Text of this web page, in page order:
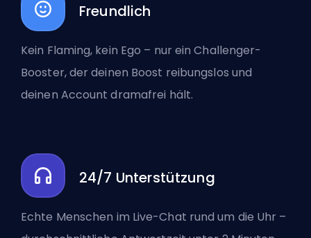
Freundlich
Kein Flaming, kein Ego – nur ein Challenger-
Booster, der deinen Boost reibungslos und
deinen Account dramafrei hält.
24/7 Unterstützung
Echte Menschen im Live-Chat rund um die Uhr –